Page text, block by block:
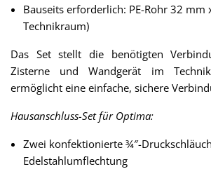
Bauseits erforderlich: PE-Rohr 32 mm
Technikraum)
Das Set stellt die benötigten
Zisterne und Wandgerät im
ermöglicht eine einfache, sichere
Hausanschluss-Set für Optima:
Zwei konfektionierte ¾″-
Edelstahlumflechtung